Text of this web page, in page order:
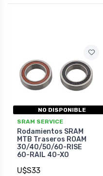
NO DISPONIBLE
SRAM SERVICE
Rodamientos SRAM
MTB Traseros ROAM
30/40/50/60-RISE
60-RAIL 40-X0
U$S33